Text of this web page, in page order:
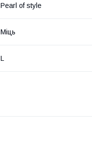
Pearl of style
Міць
L